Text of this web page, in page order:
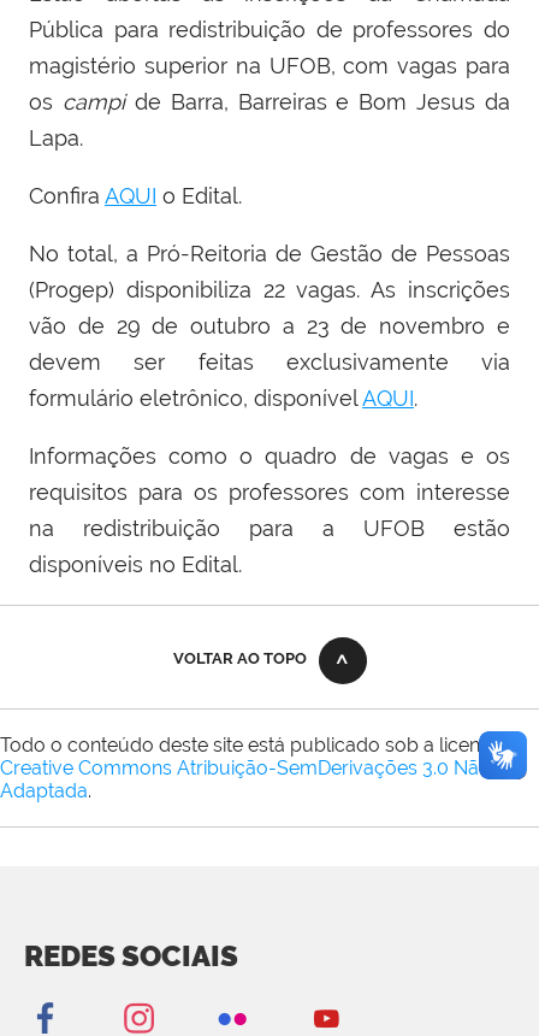
Pública para redistribuição de professores do
magistério superior na UFOB, com vagas para
os campide Barra, Barreiras e Bom Jesus da
Lapa.
Confira AQUI o Edital.
No total, a Pró-Reitoria de Gestão de Pessoas
(Progep) disponibiliza 22 vagas. As inscrições
vão de 29 de outubro a 23 de novembro e
devem ser feitas exclusivamente via
formulário eletrônico, disponívelAQUI.
Informações como o quadro de vagas e os
requisitos para os professores com interesse
na redistribuição para a UFOB estão
disponíveis no Edital.
VOLTAR AO TOPO
Todo o conteúdo deste site está publicado sob a licença
Creative Commons Atribuição-SemDerivações 3.0 Não
Adaptada.
REDES SOCIAIS